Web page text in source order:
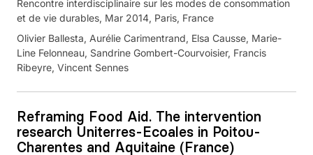
Rencontre interdisciplinaire sur les modes de consommation
et de vie durables, Mar 2014, Paris, France
Olivier Ballesta, Aurélie Carimentrand, Elsa Causse, Marie-
Line Felonneau, Sandrine Gombert-Courvoisier, Francis
Ribeyre, Vincent Sennes
Reframing Food Aid. The intervention
research Uniterres-Ecoales in Poitou-
Charentes and Aquitaine (France)